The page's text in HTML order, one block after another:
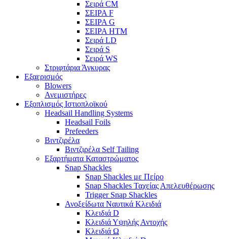
Σειρά CM
ΣΕΙΡΑ F
ΣΕΙΡΑ G
ΣΕΙΡΑ HTM
Σειρά LD
Σειρά S
Σειρά WS
Στριφτάρια Άγκυρας
Εξαερισμός
Blowers
Ανεμιστήρες
Εξοπλισμός Ιστιοπλοϊκού
Headsail Handling Systems
Headsail Foils
Prefeeders
Βιντζιρέλα
Βιντζιρέλα Self Tailing
Εξαρτήματα Καταστρώματος
Snap Shackles
Snap Shackles με Πείρο
Snap Shackles Ταχείας Απελευθέρωσης
Trigger Snap Shackles
Ανοξείδωτα Ναυτικά Κλειδιά
Κλειδιά D
Κλειδιά Υψηλής Αντοχής
Κλειδιά Ω